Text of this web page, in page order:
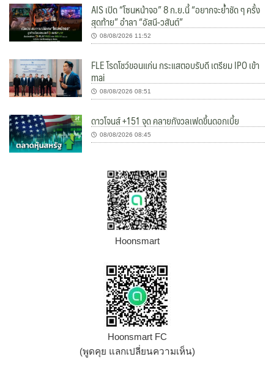
AIS เปิด “โซนหน้าจอ” 8 ก.ย.นี้ “อยากจะย้ำชัด ๆ ครั้ง
สุดท้าย” อำลา “อัสนี-วสันต์”
08/08/2026 11:52
FLE โรดโชว์ขอนแก่น กระแสตอบรับดี เตรียม IPO เข้า
mai
08/08/2026 08:51
ดาวโจนส์ +151 จุด คลายกังวลเฟดขึ้นดอกเบี้ย
08/08/2026 08:45
Hoonsmart
Hoonsmart FC
(พูดคุย แลกเปลี่ยนความเห็น)